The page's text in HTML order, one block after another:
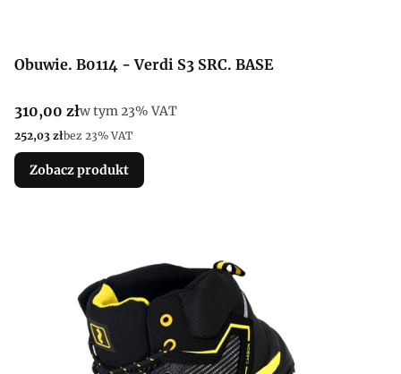
Obuwie. B0114 - Verdi S3 SRC. BASE
Cena brutto
310,00 złw tym %s VAT
w tym23% VAT
Cena netto
252,03 złbez 23% VAT
Zobacz produkt